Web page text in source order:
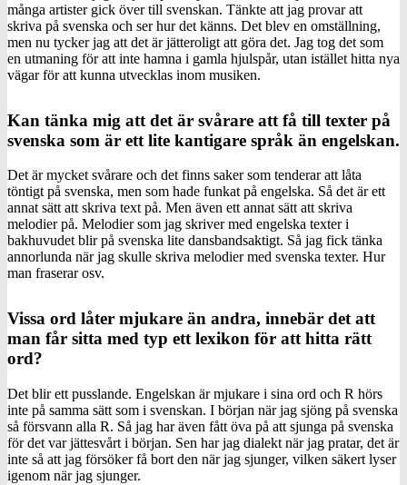
många artister gick över till svenskan. Tänkte att jag provar att
skriva på svenska och ser hur det känns. Det blev en omställning,
men nu tycker jag att det är jätteroligt att göra det. Jag tog det som
en utmaning för att inte hamna i gamla hjulspår, utan istället hitta nya
vägar för att kunna utvecklas inom musiken.
Kan tänka mig att det är svårare att få till texter på
svenska som är ett lite kantigare språk än engelskan.
Det är mycket svårare och det finns saker som tenderar att låta
töntigt på svenska, men som hade funkat på engelska. Så det är ett
annat sätt att skriva text på. Men även ett annat sätt att skriva
melodier på. Melodier som jag skriver med engelska texter i
bakhuvudet blir på svenska lite dansbandsaktigt. Så jag fick tänka
annorlunda när jag skulle skriva melodier med svenska texter. Hur
man fraserar osv.
Vissa ord låter mjukare än andra, innebär det att
man får sitta med typ ett lexikon för att hitta rätt
ord?
Det blir ett pusslande. Engelskan är mjukare i sina ord och R hörs
inte på samma sätt som i svenskan. I början när jag sjöng på svenska
så försvann alla R. Så jag har även fått öva på att sjunga på svenska
för det var jättesvårt i början. Sen har jag dialekt när jag pratar, det är
inte så att jag försöker få bort den när jag sjunger, vilken säkert lyser
igenom när jag sjunger.